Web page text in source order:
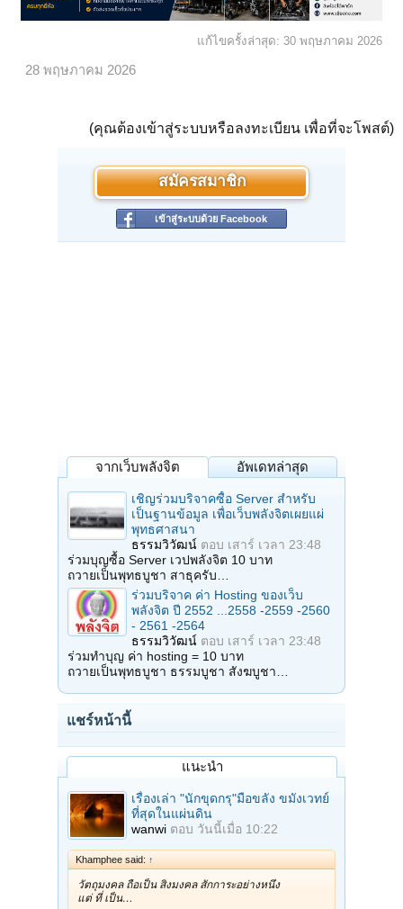
แก้ไขครั้งล่าสุด: 30 พฤษภาคม 2026
28 พฤษภาคม 2026
(คุณต้องเข้าสู่ระบบหรือลงทะเบียน เพื่อที่จะโพสต์)
สมัครสมาชิก
เข้าสู่ระบบด้วย Facebook
จากเว็บพลังจิต อัพเดทล่าสุด
เชิญร่วมบริจาคซื้อ Server สำหรับ
เป็นฐานข้อมูล เพื่อเว็บพลังจิตเผยแผ่
พุทธศาสนา
ธรรมวิวัฒน์ ตอบ เสาร์ เวลา 23:48
ร่วมบุญซื้อ Server เวปพลังจิต 10 บาท
ถวายเป็นพุทธบูชา สาธุครับ…
ร่วมบริจาค ค่า Hosting ของเว็บ
พลังจิต ปี 2552 ...2558 -2559 -2560
- 2561 -2564
ธรรมวิวัฒน์ ตอบ เสาร์ เวลา 23:48
ร่วมทำบุญ ค่า hosting = 10 บาท
ถวายเป็นพุทธบูชา ธรรมบูชา สังฆบูชา…
แชร์หน้านี้
แนะนำ
เรื่องเล่า "นักขุดกรุ"มือขลัง ขมังเวทย์
ที่สุดในแผ่นดิน
wanwi ตอบ วันนี้เมื่อ 10:22
Khamphee said: ↑
วัตถุมงคล ถือเป็น สิ่งมงคล สักการะอย่างหนึ่ง
แต่ ที่ เป็น…